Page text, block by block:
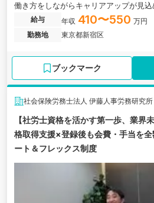
働き方をしながらキャリアアップが見
大手上場企業から中小企業まで幅広い
人です。
給与 年収 410〜550 万円
勤務地
東京都新宿区
ブックマーク
社会保険労務士法人 伊藤人事労務研究所
【社労士資格を活かす第一歩、業界
格取得支援×登録後も会費・手当を
ート＆フレックス制度